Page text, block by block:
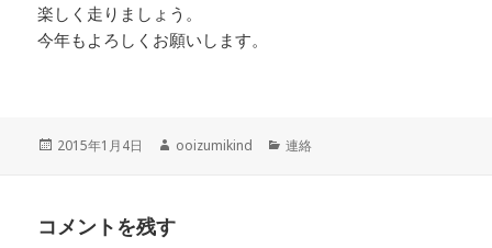
楽しく走りましょう。
今年もよろしくお願いします。
投
2015年1月4日
作
ooizumikind
カ
連絡
コメントを残す